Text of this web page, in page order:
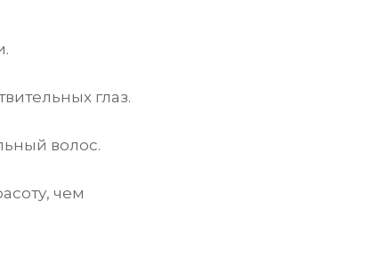
глаз.
волос.
чем